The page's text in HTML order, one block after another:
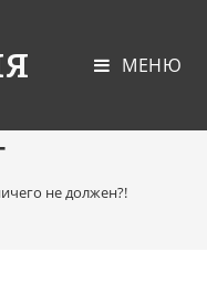
МЕНЮ
не должен?!